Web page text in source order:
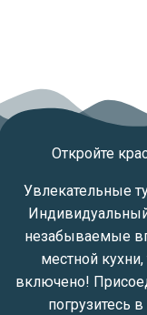
Откройте
Увлекательные
незабываемые
местной
включено!
погрузитесь